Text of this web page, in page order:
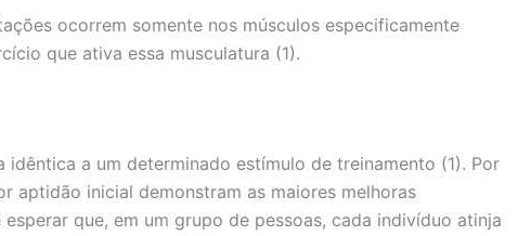
ocorrem somente nos músculos especificamente
que ativa essa musculatura (1).
a um determinado estímulo de treinamento (1). Por
aptidão inicial demonstram as maiores melhoras
que, em um grupo de pessoas, cada indivíduo atinja